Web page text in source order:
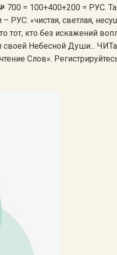
700 = 100+400+200 = РУС.
«чистая, светлая,
тот, кто без искажений
своей Небесной Души...
Слов».